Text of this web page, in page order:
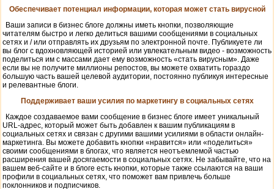
Обеспечивает потенциал информации, которая может стать вирусной
Ваши записи в бизнес блоге должны иметь кнопки, позволяющие
читателям быстро и легко делиться вашими сообщениями в социальных
сетях и / или отправлять их друзьям по электронной почте. Публикуете ли
вы блог с вдохновляющей историей или увлекательным видео - возможность
поделиться им с массами дает ему возможность «стать вирусным». Даже
если вы не получите миллионы репостов, вы можете охватить гораздо
большую часть вашей целевой аудитории, постоянно публикуя интересные
и релевантные блоги.
Поддерживает ваши усилия по маркетингу в социальных сетях
Каждое создаваемое вами сообщение в бизнес блоге имеет уникальный
URL-адрес, который может быть добавлен к вашим публикациям в
социальных сетях и связан с другими вашими усилиями в области онлайн-
маркетинга. Вы можете добавить кнопки «нравится» или «поделиться»
своими сообщениями в блогах, что является неотъемлемой частью
расширения вашей досягаемости в социальных сетях. Не забывайте, что на
вашем веб-сайте и в блоге есть кнопки, которые также ссылаются на ваши
профили в социальных сетях, что поможет вам привлечь больше
поклонников и подписчиков.